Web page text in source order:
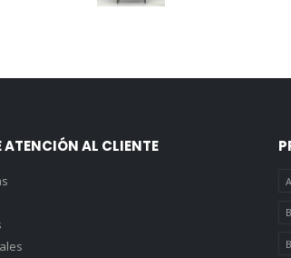
ATENCIÓN AL CLIENTE